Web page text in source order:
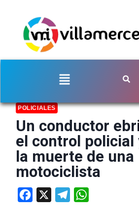
POLICIALES
Un conductor
el control policial
la muerte de una
motociclista
Facebook Telegram